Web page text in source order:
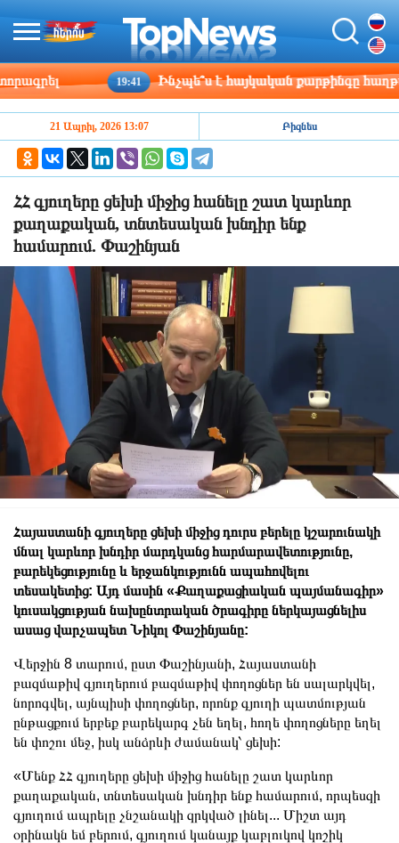
19:41 Ինչպե՞ս է հայկական քարթինգը
21 Ապրիլ, 2026 13:07 Բիզնես
ՀՀ գյուղերը ցեխի միջից հանելը շատ կարևոր
քաղաքական, տնտեսական խնդիր ենք
համարում. Փաշինյան
Հայաստանի գյուղերը ցեխի միջից դուրս բերելը կշարունակի
մնալ կարևոր խնդիր մարդկանց հարմարավետությունը,
բարեկեցությունը և երջանկությունն ապահովելու
տեսակետից: Այդ մասին «Քաղաքացիական պայմանագիր»
կուսակցության նախընտրական ծրագիրը ներկայացնելիս
ասաց վարչապետ Նիկոլ Փաշինյանը:
Վերջին 8 տարում, ըստ Փաշինյանի, Հայաստանի
բազմաթիվ գյուղերում բազմաթիվ փողոցներ են սալարկվել,
նորոգվել, այնպիսի փողոցներ, որոնք գյուղի պատմության
ընթացքում երբեք բարեկարգ չեն եղել, հողե փողոցները եղել
են փոշու մեջ, իսկ անձրևի ժամանակ՝ ցեխի:
«Մենք ՀՀ գյուղերը ցեխի միջից հանելը շատ կարևոր
քաղաքական, տնտեսական խնդիր ենք համարում, որպեսզի
գյուղում ապրելը չնշանակի զրկված լինել... Միշտ այդ
օրինակն եմ բերում, գյուղում կանայք կաբլուկով կոշիկ